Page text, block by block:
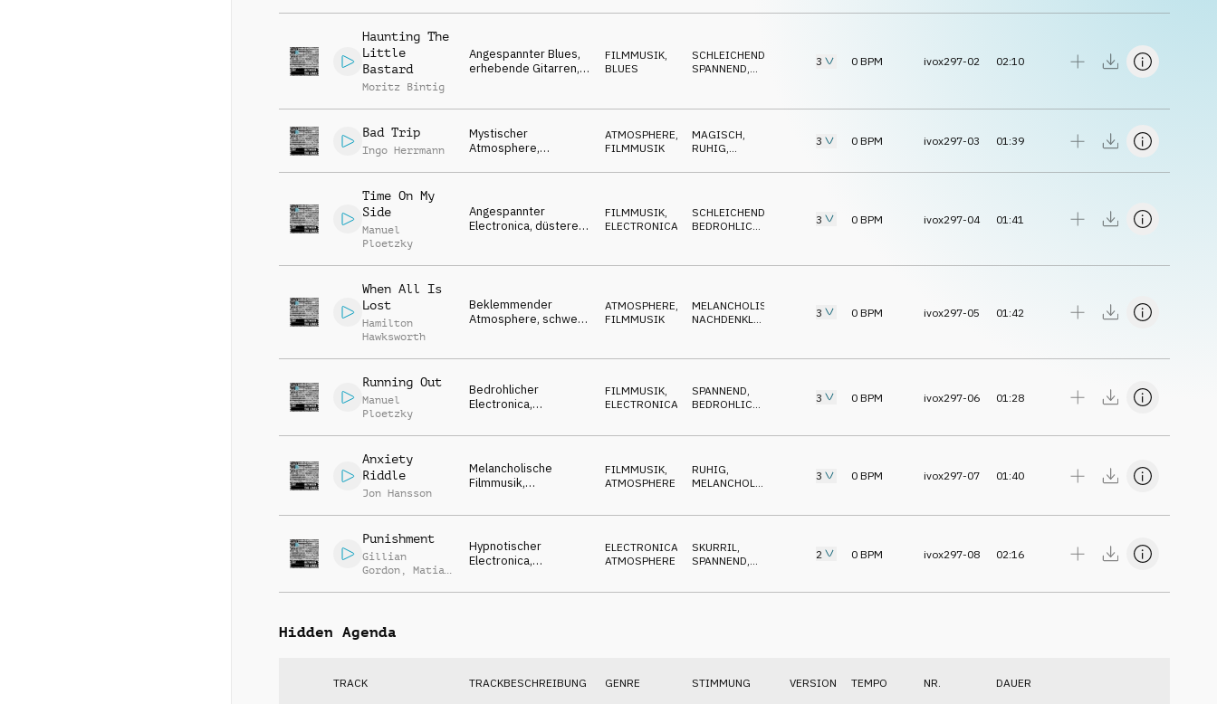
zwielichtig, düster
Haunting The
Little
Bastard
Moritz Bintig
Angespannter Blues,
erhebende Gitarren,
anpackend
FILMMUSIK
BLUES
SCHLEICHEND
SPANNEND
3 0 BPM ivox297-02 02:10
Bad Trip
Ingo Herrmann
Mystischer
Atmosphere,
angespannt, in der
ATMOSPHERE
FILMMUSIK
MAGISCH
RUHIG
3 0 BPM ivox297-03 01:39
Time On My
Side
Manuel
Ploetzky
Angespannter
Electronica, düsteres
FILMMUSIK,
ELECTRONICA
SCHLEICHEND
BEDROHLICH
3 0 BPM ivox297-04 01:41
When All Is
Lost
Hamilton
Hawksworth
Beklemmender
Atmosphere, schwere
ATMOSPHERE,
FILMMUSIK
MELANCHOLISCH
NACHDENKLICH
3 0 BPM ivox297-05 01:42
Running Out
Manuel
Ploetzky
Bedrohlicher
Electronica,
Klavier, Synthesizer,
FILMMUSIK,
ELECTRONICA
SPANNEND,
BEDROHLICH
3 0 BPM ivox297-06 01:28
Anxiety
Riddle
Jon Hansson
Melancholische
Filmmusik,
Klavier, tragisch,
FILMMUSIK
ATMOSPHERE
RUHIG
MELANCHOLISCH
3 0 BPM ivox297-07 01:40
Punishment
Gillian
Gordon , Matias
Hypnotischer
Electronica,
Schlagzeug,
ELECTRONICA
ATMOSPHERE
SKURRIL,
SPANNEND,
2 0 BPM ivox297-08 02:16
Hidden Agenda
TRACK TRACKBESCHREIBUNG GENRE STIMMUNG VERSION TEMPO NR. DAUER